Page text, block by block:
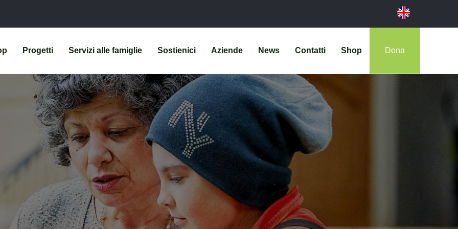
Progetti Servizi alle famiglie Sostienici Aziende News Contatti Shop Dona